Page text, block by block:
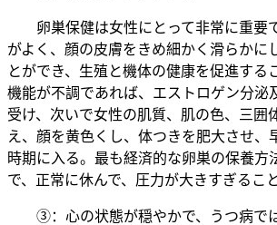
卵巣保健は女性にとって非常に重要
がよく、顔の皮膚をきめ細かく滑らかに
とができ、生殖と機体の健康を促進する
機能が不調であれば、エストロゲン分泌
受け、次いで女性の肌質、肌の色、三囲
え、顔を黄色くし、体つきを肥大させ、
時期に入る。最も経済的な卵巣の保養方
で、正常に休んで、圧力が大きすぎるこ
③：心の状態が穏やかで、うつ病で